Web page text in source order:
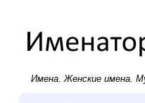
Имена.Женские имена.